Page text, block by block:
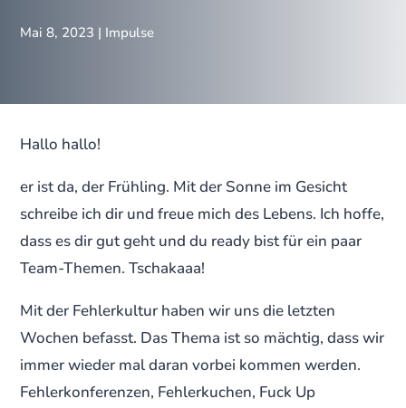
Mai 8, 2023 | Impulse
Hallo hallo!
er ist da, der Frühling. Mit der Sonne im Gesicht
schreibe ich dir und freue mich des Lebens. Ich hoffe,
dass es dir gut geht und du ready bist für ein paar
Team-Themen. Tschakaaa!
Mit der Fehlerkultur haben wir uns die letzten
Wochen befasst. Das Thema ist so mächtig, dass wir
immer wieder mal daran vorbei kommen werden.
Fehlerkonferenzen, Fehlerkuchen, Fuck Up